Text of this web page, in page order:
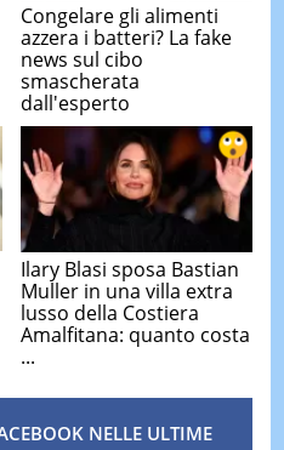
Congelare gli alimenti
azzera i batteri? La fake
news sul cibo
smascherata
dall'esperto
Ilary Blasi sposa Bastian
Muller in una villa extra
lusso della Costiera
Amalfitana: quanto costa
...
NELLE ULTIME